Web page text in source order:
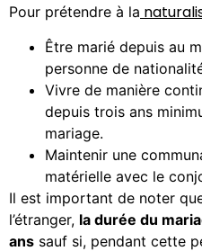
Pour prétendre à la
Être marié depuis au
personne de
Vivre de manière
depuis trois ans
mariage.
Maintenir une
matérielle avec le
Il est important de noter
l’étranger, la durée du
ans sauf si, pendant cette